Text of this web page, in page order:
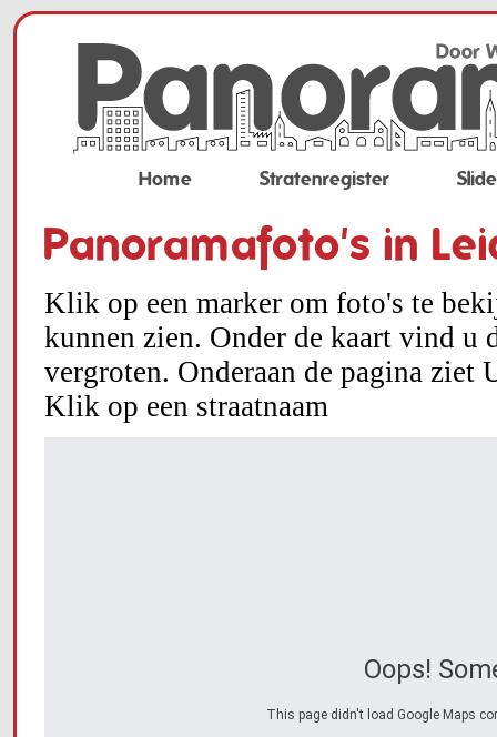
Home Stratenregister
Panoramafoto's in
Klik op een marker om foto's te
kunnen zien. Onder de kaart vind
vergroten. Onderaan de pagina ziet
Klik op een straatnaam
Oops!
This page didn't load Google Maps